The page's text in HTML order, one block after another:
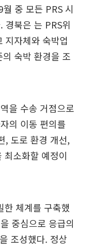
중 모든 PRS 시
경북은 는 PRS위
지자체와 숙박업
숙박 환경을 조
을 수송 거점으로
의 이동 편의를
, 도로 환경 개선,
최소화할 예정이
한 체계를 구축했
중심으로 응급의
조성했다. 정상